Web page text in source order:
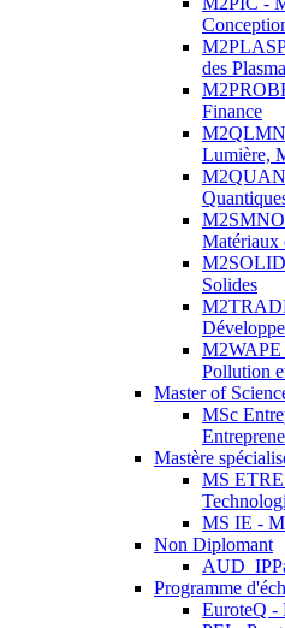
des
Finance
Lumière,
Matériaux
Solides
M2WAPE
Pollution
Master of
MSc
Mastère
MS ETRE
MS IE -
Non Diplomant
Programme
EuroteQ -